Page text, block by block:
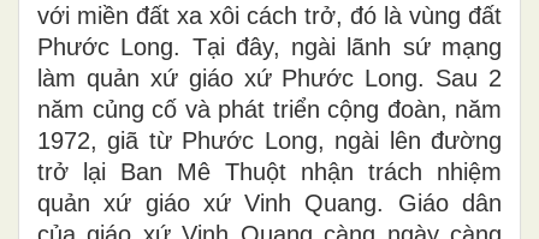
với miền đất xa xôi cách trở, đó là vùng đất
Phước Long. Tại đây, ngài lãnh sứ mạng
làm quản xứ giáo xứ Phước Long. Sau 2
năm củng cố và phát triển cộng đoàn, năm
1972, giã từ Phước Long, ngài lên đường
trở lại Ban Mê Thuột nhận trách nhiệm
quản xứ giáo xứ Vinh Quang. Giáo dân
của giáo xứ Vinh Quang càng ngày càng